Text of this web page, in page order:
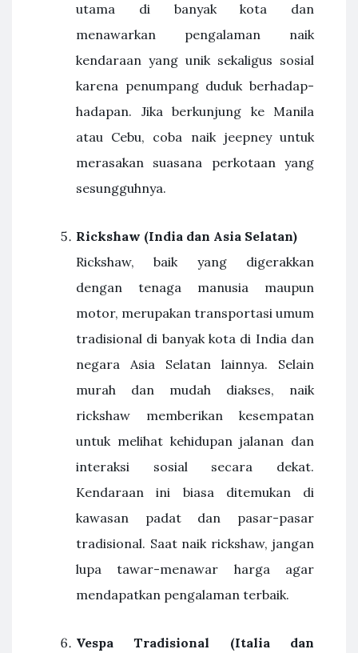
utama di banyak kota dan
menawarkan pengalaman naik
kendaraan yang unik sekaligus sosial
karena penumpang duduk berhadap-
hadapan. Jika berkunjung ke Manila
atau Cebu, coba naik jeepney untuk
merasakan suasana perkotaan yang
sesungguhnya.
Rickshaw (India dan Asia Selatan)
Rickshaw, baik yang digerakkan
dengan tenaga manusia maupun
motor, merupakan transportasi umum
tradisional di banyak kota di India dan
negara Asia Selatan lainnya. Selain
murah dan mudah diakses, naik
rickshaw memberikan kesempatan
untuk melihat kehidupan jalanan dan
interaksi sosial secara dekat.
Kendaraan ini biasa ditemukan di
kawasan padat dan pasar-pasar
tradisional. Saat naik rickshaw, jangan
lupa tawar-menawar harga agar
mendapatkan pengalaman terbaik.
Vespa Tradisional (Italia dan